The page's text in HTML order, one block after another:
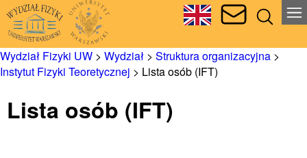
Wydział Fizyki UW > Wydział > Struktura organizacyjna >
Instytut Fizyki Teoretycznej > Lista osób (IFT)
Lista osób (IFT)